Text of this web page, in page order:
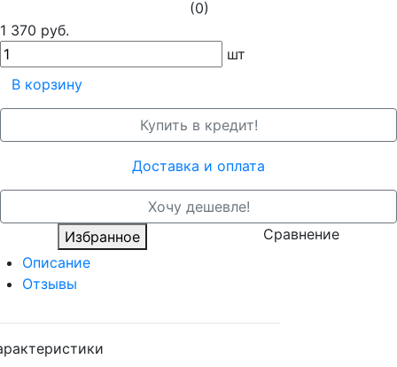
(0)
1 370 руб.
шт
В корзину
Купить в кредит!
Доставка и оплата
Хочу дешевле!
Избранное
Сравнение
Описание
Отзывы